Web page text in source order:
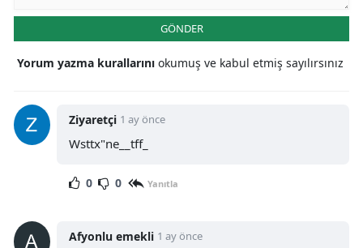
Samsun
GÖNDER
Yorum yazma kurallarını okumuş ve kabul etmiş sayılırsınız
Ziyaretçi 1 ay önce
Wsttx"ne__tff_
0 0 Yanıtla
Afyonlu emekli 1 ay önce